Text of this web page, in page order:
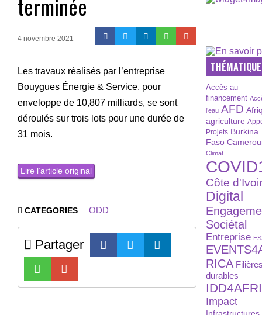
4 novembre 2021
Les travaux réalisés par l’entreprise
Bouygues Énergie & Service, pour
enveloppe de 10,807 milliards, se sont
déroulés sur trois lots pour une durée de
31 mois.
Lire l’article original
CATEGORIES ODD
Partager
Accès au
financement
l’eau AFD
agriculture
Projets Burkina
Faso
Climat
Côte
Digital
Sociétal
Entreprise
RICA
durables
Impact